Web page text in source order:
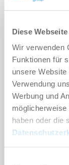
Diese
Wir verwenden
Funktionen für
unsere
Verwendung
Werbung und
haben oder die